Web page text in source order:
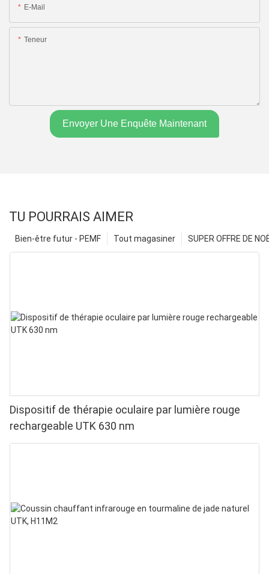
E-Mail
Teneur
Envoyer Une Enquête Maintenant
TU POURRAIS AIMER
SUPER OFFRE DE
Tout magasiner
Bien-être futur - PEMF
Dispositif de thérapie oculaire par lumière rouge
rechargeable UTK 630 nm